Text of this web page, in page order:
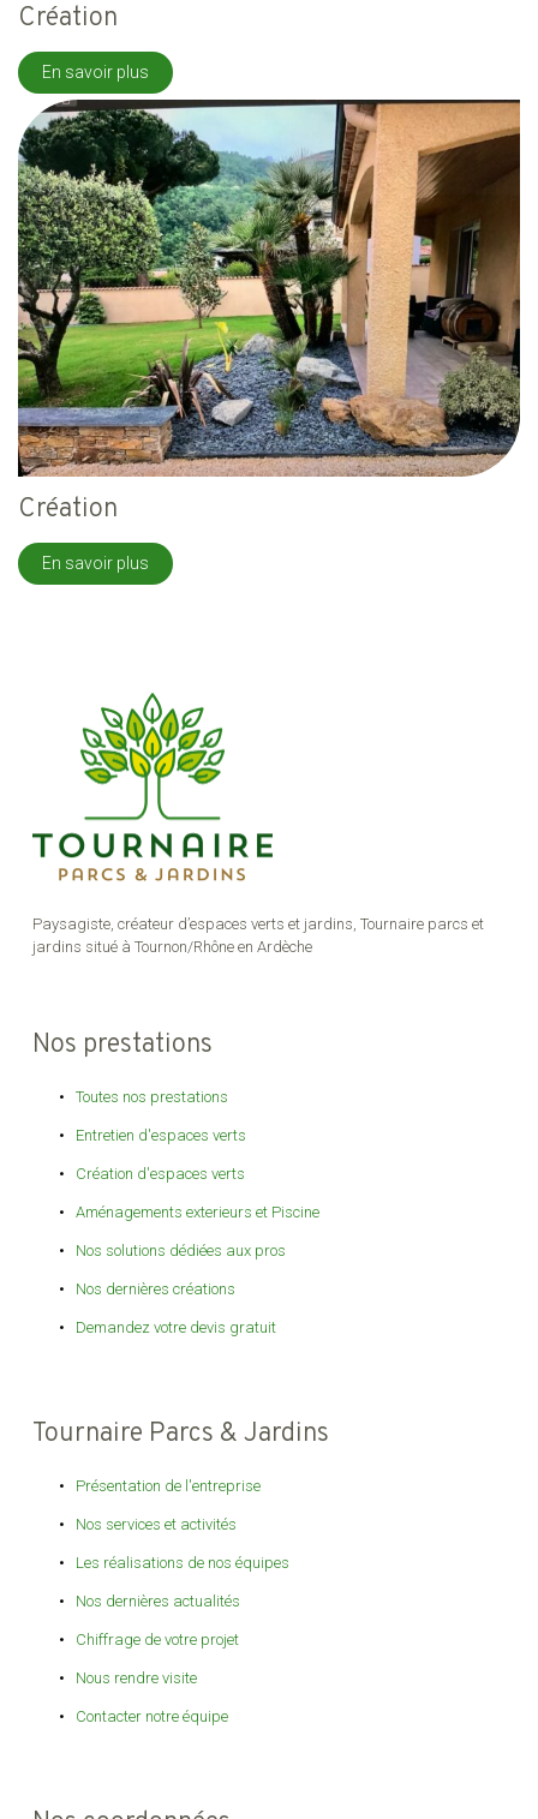
Création
En savoir plus
Création
En savoir plus
Paysagiste, créateur d’espaces verts et jardins, Tournaire parcs et
jardins situé à Tournon/Rhône en Ardèche
Nos prestations
Toutes nos prestations
Entretien d'espaces verts
Création d'espaces verts
Aménagements exterieurs et Piscine
Nos solutions dédiées aux pros
Nos dernières créations
Demandez votre devis gratuit
Tournaire Parcs & Jardins
Présentation de l'entreprise
Nos services et activités
Les réalisations de nos équipes
Nos dernières actualités
Chiffrage de votre projet
Nous rendre visite
Contacter notre équipe